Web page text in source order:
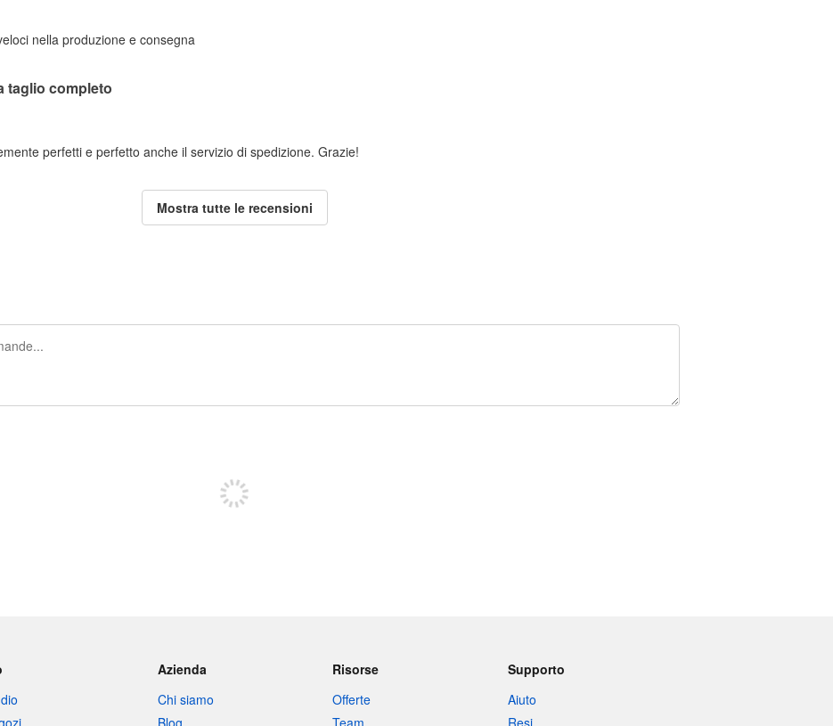
nella produzione e consegna
taglio completo
perfetti e perfetto anche il servizio di spedizione. Grazie!
Mostra tutte le recensioni
Azienda
Chi siamo
Blog
Risorse
Offerte
Team
Supporto
Aiuto
Resi